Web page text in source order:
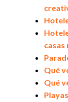
casas
Qué
Qué